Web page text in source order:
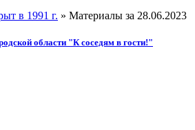
в 1991 г. » Материалы за 28.06.2023
области "К соседям в гости!"